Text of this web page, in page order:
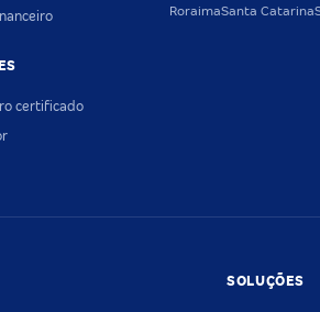
certificado
RoraimaSanta Catarina
SOLUÇÕES